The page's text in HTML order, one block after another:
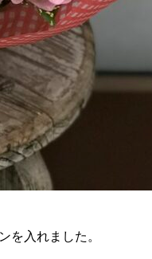
を入れました。